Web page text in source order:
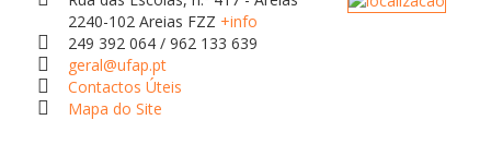
AREIAS E PIAS
Contactos Úteis
Equipamentos
2240-102 Areias FZZ +info
249 392 064 / 962 133 639
geral@ufap.pt
Contactos Úteis
Mapa do Site